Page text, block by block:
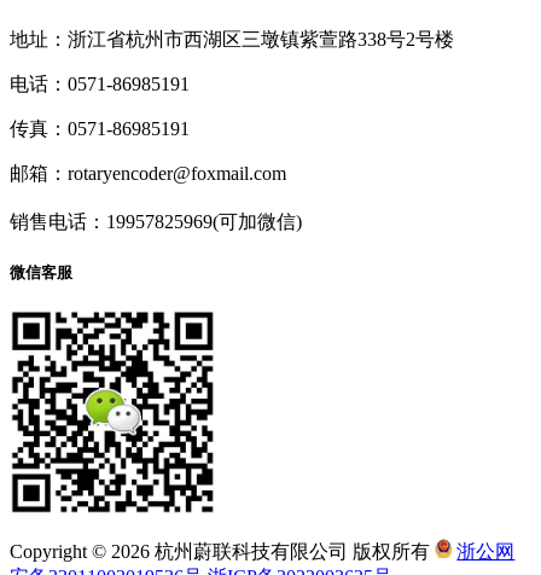
地址：浙江省杭州市西湖区三墩镇紫萱路338号2号楼
电话：0571-86985191
传真：0571-86985191
邮箱：rotaryencoder@foxmail.com
销售电话：19957825969(可加微信)
微信客服
Copyright © 2026 杭州蔚联科技有限公司 版权所有
浙公网